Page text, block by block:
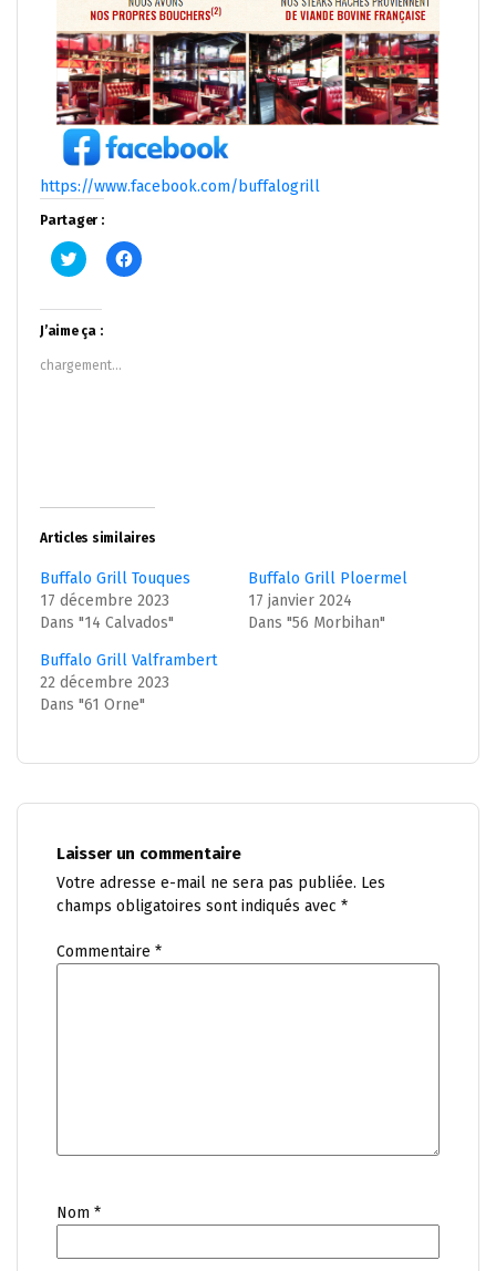
https://www.facebook.com/buffalogrill
Partager :
Cliquez
pour
Twitter(ouvre
dans
une
nouvelle
fenêtre)
Cliquez
pour
J’aime ça :
chargement…
Articles similaires
Buffalo Grill Touques
17 décembre 2023
Dans "14 Calvados"
Buffalo Grill Ploermel
17 janvier 2024
Dans "56 Morbihan"
Buffalo Grill Valframbert
22 décembre 2023
Dans "61 Orne"
Laisser un commentaire
Votre adresse e-mail ne sera pas publiée. Les
champs obligatoires sont indiqués avec *
Commentaire *
Nom *